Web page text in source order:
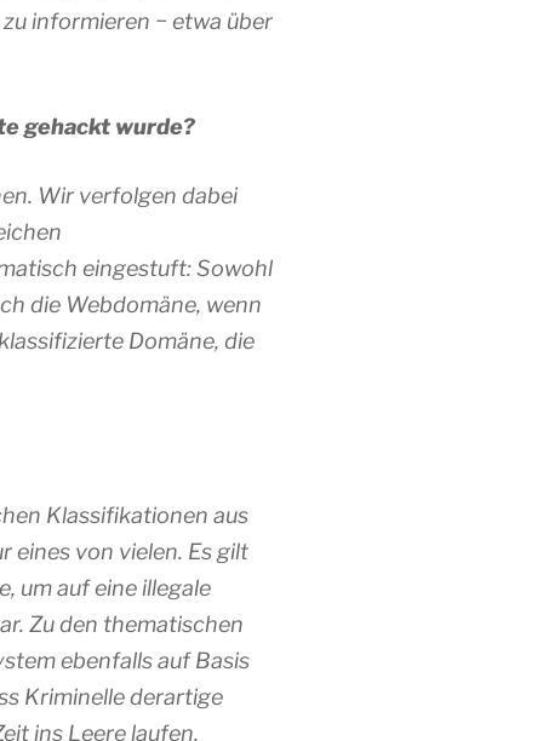
informieren − etwa über
gehackt wurde?
Wir verfolgen dabei
eingestuft: Sowohl
die Webdomäne, wenn
Domäne, die
Klassifikationen aus
eines von vielen. Es gilt
um auf eine illegale
Zu den thematischen
ebenfalls auf Basis
Kriminelle derartige
ins Leere laufen,